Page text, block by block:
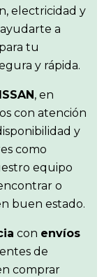
electricidad y
a
tu
y rápida.
, en
con atención
y
como
equipo
o
buen estado.
con envíos
de
comprar